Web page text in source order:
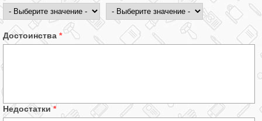
Достоинства *
Недостатки*